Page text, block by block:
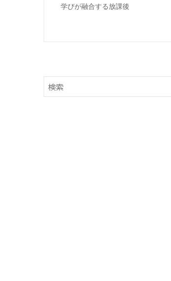
学びが融合する放課後